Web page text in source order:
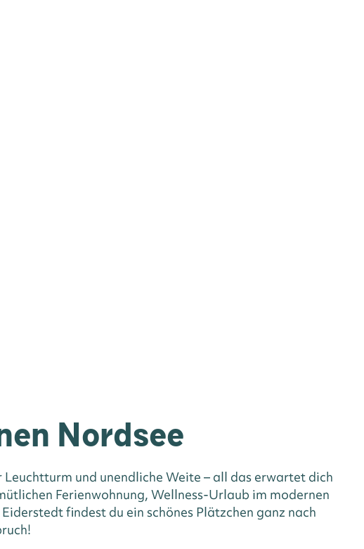
Nordsee
und unendliche Weite – all das erwartet dich
Ferienwohnung, Wellness-Urlaub im modernen
findest du ein schönes Plätzchen ganz nach